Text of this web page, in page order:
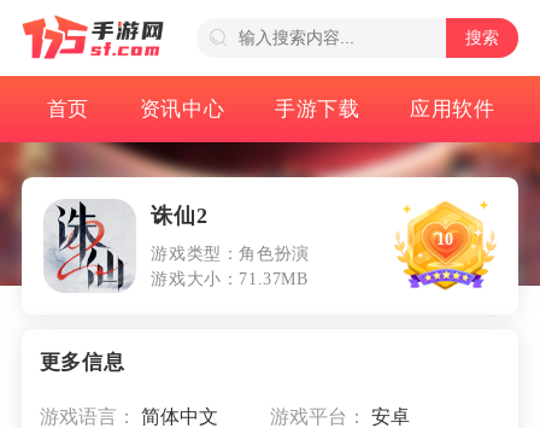
搜索
首页 资讯中心 手游下载 应用软件
诛仙2
游戏类型：角色扮演
游戏大小：71.37MB
10
游戏语言： 简体中文 游戏平台： 安卓